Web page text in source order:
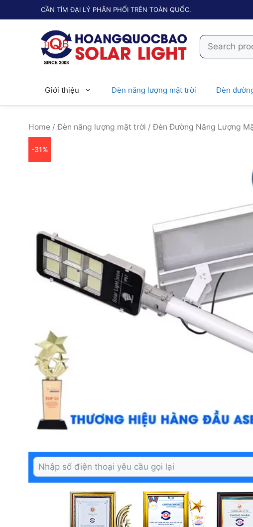
đến
CẦN TÌM ĐẠI LÝ PHÂN PHỐI TRÊN TOÀN QUỐC.
Search
for:
Giới thiệu Đèn năng lượng mặt trời Đèn
Home /Đèn năng lượng mặt trời / Đèn Đường Năng Lượng
-31%